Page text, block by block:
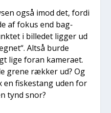
også imod det, for­di
af fokus end bag­
i bil­le­det lig­ger ud
Alt­så bur­de
lige for­an kame­ra­et.
gre­ne ræk­ker ud? Og
en fiske­stang uden for
tynd snor?